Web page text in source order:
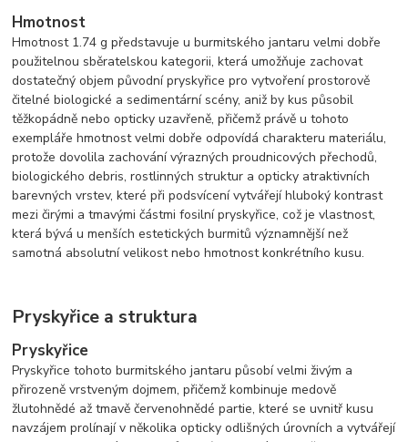
Hmotnost
Hmotnost 1.74 g představuje u burmitského jantaru velmi dobře
použitelnou sběratelskou kategorii, která umožňuje zachovat
dostatečný objem původní pryskyřice pro vytvoření prostorově
čitelné biologické a sedimentární scény, aniž by kus působil
těžkopádně nebo opticky uzavřeně, přičemž právě u tohoto
exempláře hmotnost velmi dobře odpovídá charakteru materiálu,
protože dovolila zachování výrazných proudnicových přechodů,
biologického debris, rostlinných struktur a opticky atraktivních
barevných vrstev, které při podsvícení vytvářejí hluboký kontrast
mezi čirými a tmavými částmi fosilní pryskyřice, což je vlastnost,
která bývá u menších estetických burmitů významnější než
samotná absolutní velikost nebo hmotnost konkrétního kusu.
Pryskyřice a struktura
Pryskyřice
Pryskyřice tohoto burmitského jantaru působí velmi živým a
přirozeně vrstveným dojmem, přičemž kombinuje medově
žlutohnědé až tmavě červenohnědé partie, které se uvnitř kusu
navzájem prolínají v několika opticky odlišných úrovních a vytvářejí